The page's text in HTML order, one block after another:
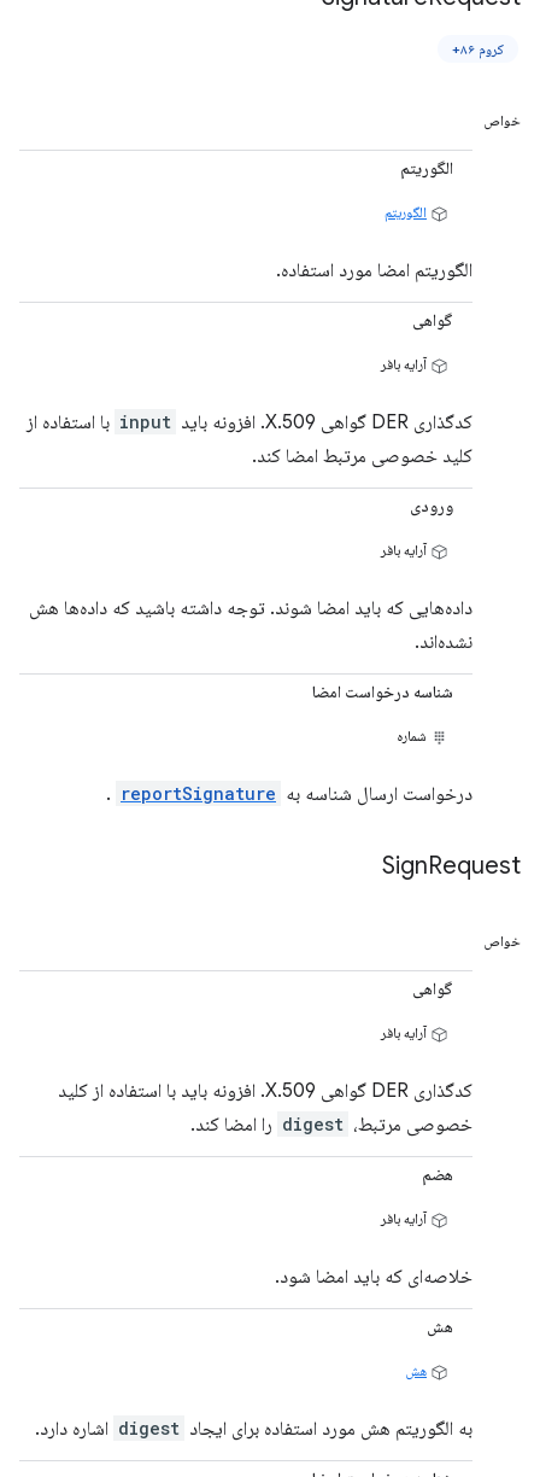
کروم ۸۶+
خواص
الگوریتم
الگوریتم
الگوریتم امضا مورد استفاده.
گواهی
آرایه بافر
کدگذاری DER گواهی X.509. افزونه باید input با استفاده از
کلید خصوصی مرتبط امضا کند.
ورودی
آرایه بافر
داده‌هایی که باید امضا شوند. توجه داشته باشید که داده‌ها هش
نشده‌اند.
شناسه درخواست امضا
شماره
درخواست ارسال شناسه به reportSignature
.
SignRequest
خواص
گواهی
آرایه بافر
کدگذاری DER گواهی X.509. افزونه باید با استفاده از کلید
خصوصی مرتبط، digest را امضا کند.
هضم
آرایه بافر
خلاصه‌ای که باید امضا شود.
هش
هش
به الگوریتم هش مورد استفاده برای ایجاد digest اشاره دارد.